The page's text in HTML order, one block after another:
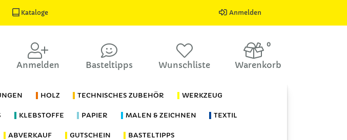
Kataloge Anmelden
Anmelden Basteltipps Wunschliste
0
Warenkorb
HOLZ TECHNISCHES ZUBEHÖR WERKZEUG
KLEBSTOFFE PAPIER MALEN & ZEICHNEN TEXTIL
ABVERKAUF GUTSCHEIN BASTELTIPPS